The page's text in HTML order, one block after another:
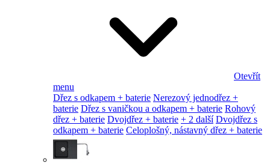
Otevřít
menu
Dřez s odkapem + baterie Nerezový jednodřez +
baterie Dřez s vaničkou a odkapem + baterie Rohový
dřez + baterie Dvojdřez + baterie + 2 další Dvojdřez s
odkapem + baterie Celoplošný, nástavný dřez + baterie